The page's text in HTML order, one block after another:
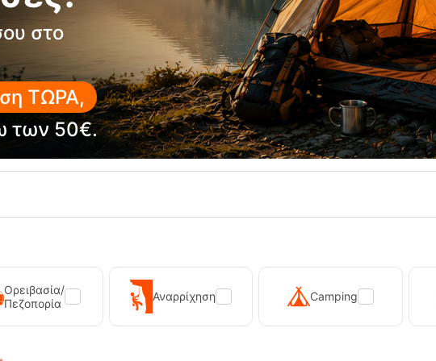
Αντηλιακή Μπλούζα UV 50+
20017
35,50 €
Ανδρική Αντηλιακή Μπλούζα UV 50+
Κοντομάνικη Μπλε Vaquita
Κωδικός: FRE-20016
Άμεσαδιαθέσιμο 30,00 €
Φιάλη Υγραεριού Primus
στο
ΤΩΡΑ,
των 50€.
Ορειβασία/
Πεζοπορία
Αναρρίχηση Camping